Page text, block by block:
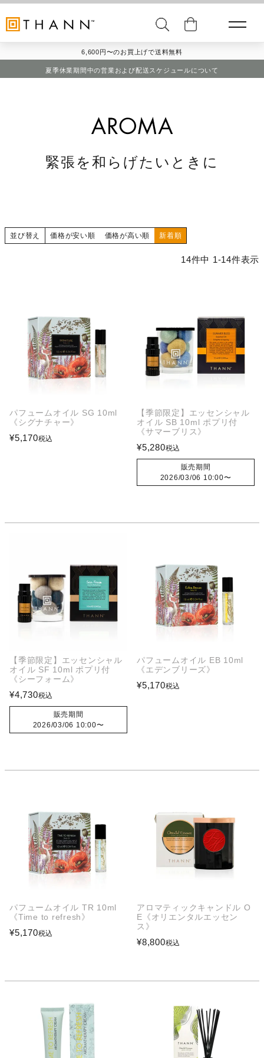
6,600円〜のお買上げで送料無料
夏季休業期間中の営業および配送スケジュールについて
緊張を和らげたいときに
並び替え 価格が安い順 価格が高い順 新着順
14件中 1-14件表示
パフュームオイル SG 10ml
《シグナチャー》
¥5,170税込
【季節限定】エッセンシャル
オイル SB 10ml ポプリ付
《サマーブリス》
¥5,280税込
販売期間
2026/03/06 10:00〜
【季節限定】エッセンシャル
オイル SF 10ml ポプリ付
《シーフォーム》
¥4,730税込
販売期間
2026/03/06 10:00〜
パフュームオイル EB 10ml
《エデンブリーズ》
¥5,170税込
パフュームオイル TR 10ml
《Time to refresh》
¥5,170税込
アロマティックキャンドル O
E《オリエンタルエッセン
ス》
¥8,800税込